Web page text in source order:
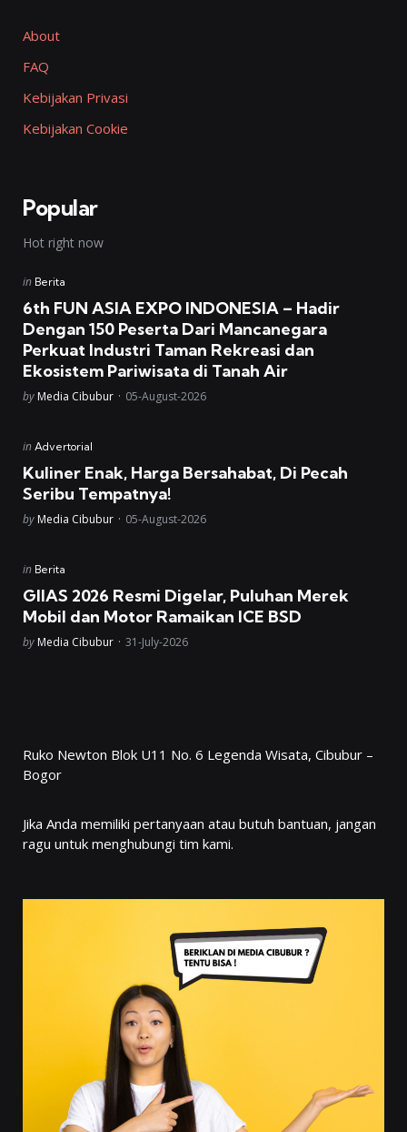
About
FAQ
Kebijakan Privasi
Kebijakan Cookie
Popular
Hot right now
Posted
in Berita
6th FUN ASIA EXPO INDONESIA – Hadir
Dengan 150 Peserta Dari Mancanegara
Perkuat Industri Taman Rekreasi dan
Ekosistem Pariwisata di Tanah Air
Posted
by Media Cibubur 05-August-2026
Posted
in Advertorial
Kuliner Enak, Harga Bersahabat, Di Pecah
Seribu Tempatnya!
Posted
by Media Cibubur 05-August-2026
Posted
in Berita
GIIAS 2026 Resmi Digelar, Puluhan Merek
Mobil dan Motor Ramaikan ICE BSD
Posted
by Media Cibubur 31-July-2026
Ruko Newton Blok U11 No. 6 Legenda Wisata, Cibubur –
Bogor
Jika Anda memiliki pertanyaan atau butuh bantuan, jangan
ragu untuk menghubungi tim kami.